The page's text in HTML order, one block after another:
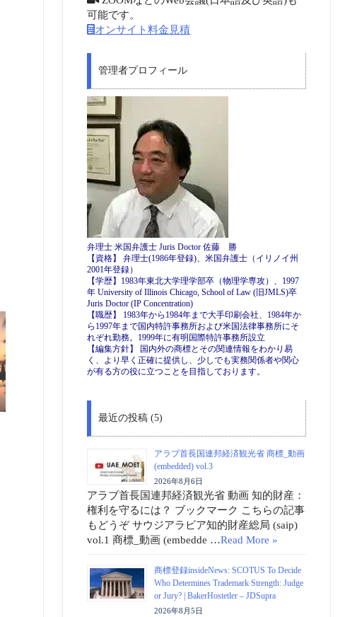
可能です。
オンサイト料金見積
管理者プロフィール
弁理士 米国弁護士 Juris Doctor 佐藤 勝
【資格】 弁理士(1986年登録)、米国弁護士（イリノイ州
2001年登録）
【学歴】1983年東北大学理学部卒（物理学専攻）、1997
年 University of Illinois Chicago, School of Law (旧JMLS)卒
Juris Doctor (IP Concentration)
【職歴】 1983年から1984年まで大手印刷会社、1984年か
ら1997年まで国内特許事務所および米国法律事務所にそ
れぞれ勤務。1999年に有明国際特許事務所設立
【編集方針】 国内外の商標とその関連情報をわかり易
く、より早く正確に提供し、少しでも実務関係者や関心
が有る方の役に立つことを目指しております。
最近の投稿 (5)
アラブ首長国連邦経済観光省 商標_動画
(embedded) vol.3
2026年8月6日
アラブ首長国連邦経済観光省 動画 知的財産：
権利を守るには？ ブックマーク こちらの記事
もどうぞ サウジアラビア知的財産総局 (saip)
vol.1 商標_動画 (embedde …Read More »
商標登録insideNews: SCOTUS To Decide
Who Determines Trademark Strength: Judge
or Jury? | BakerHostetler – JDSupra
2026年8月5日